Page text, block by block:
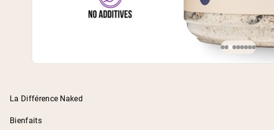
La Différence Naked
Bienfaits